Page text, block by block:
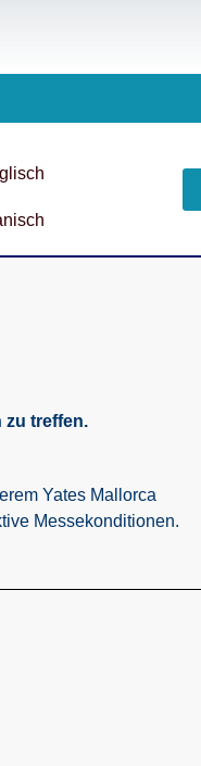
zu treffen.
Yates Mallorca
Messekonditionen.